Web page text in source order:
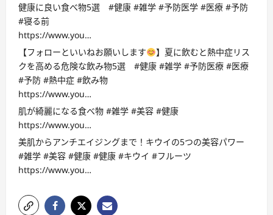
健康に良い食べ物5選 #健康 #雑学 #予防医学 #医療 #予防
#寝る前
https://www.you…
【フォローといいねお願いします
】夏に飲むと熱中症リス
クを高める危険な飲み物5選 #健康 #雑学 #予防医療 #医療
#予防 #熱中症 #飲み物
https://www.you…
肌が綺麗になる食べ物 #雑学 #美容 #健康
https://www.you…
美肌からアンチエイジングまで！キウイの5つの美容パワー
#雑学 #美容 #健康 #健康 #キウイ #フルーツ
https://www.you…